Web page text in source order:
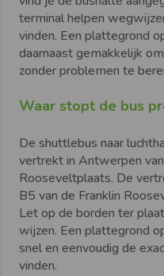
terminal helpen
vinden. Een plattegrond
daarnaast gemakkelijk
zonder problemen te
Waar stopt de bus
De shuttlebus naar
vertrekt in Antwerpen
Rooseveltplaats. De
B5 van de Franklin
Let op de borden ter
wijzen. Een plattegrond
snel en eenvoudig de
vinden.